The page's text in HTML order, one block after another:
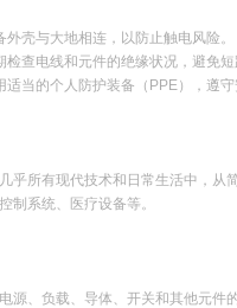
壳与大地相连，以防止触电风险。
检查电线和元件的绝缘状况，避免短
适当的个人防护装备（PPE），遵守
乎所有现代技术和日常生活中，从
制系统、医疗设备等。
源、负载、导体、开关和其他元件